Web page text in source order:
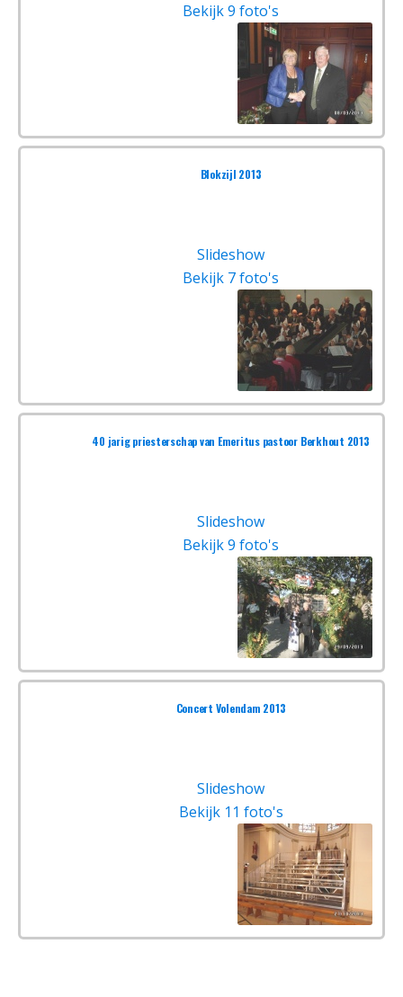
Bekijk 9 foto's
Blokzijl 2013
Slideshow
Bekijk 7 foto's
40 jarig priesterschap van Emeritus pastoor Berkhout 2013
Slideshow
Bekijk 9 foto's
Concert Volendam 2013
Slideshow
Bekijk 11 foto's